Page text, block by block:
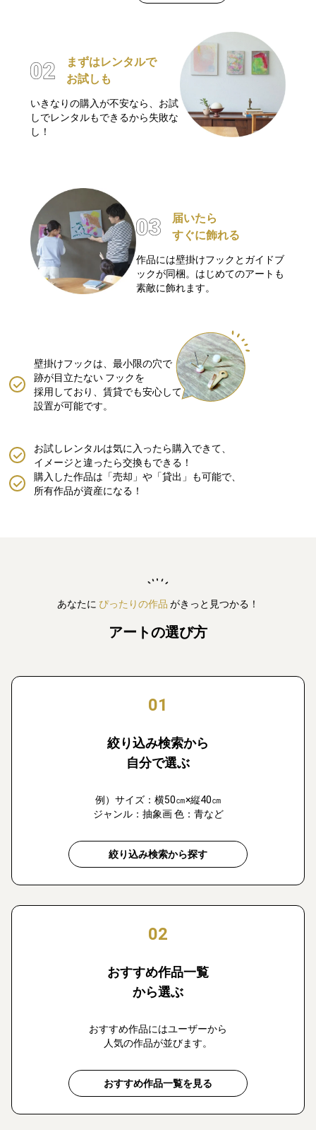
まずはレンタルで
お試しも
いきなりの購入が不安なら、お試
しでレンタルもできるから失敗な
し！
届いたら
すぐに飾れる
作品には壁掛けフックとガイドブ
ックが同梱。はじめてのアートも
素敵に飾れます。
壁掛けフックは、最小限の穴で
跡が目立たない フックを
採用しており、賃貸でも安心して
設置が可能です。
購入した作品は「売却」や「貸出」も可能で、
所有作品が資産になる！
お試しレンタルは気に入ったら購入できて、
イメージと違ったら交換もできる！
あなたに ぴったりの作品 がきっと見つかる！
アートの選び方
01
絞り込み検索から
自分で選ぶ
例）サイズ：横50㎝×縦40㎝
ジャンル：抽象画 色：青など
絞り込み検索から探す
02
おすすめ作品一覧
から選ぶ
おすすめ作品にはユーザーから
人気の作品が並びます。
おすすめ作品一覧を見る